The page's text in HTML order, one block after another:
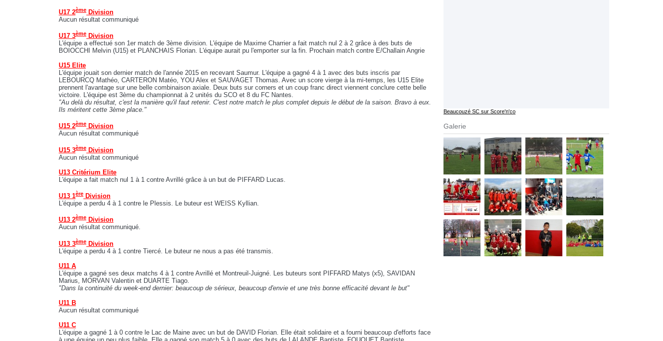
U17 2ème Division
Aucun résultat communiqué
U17 3ème Division
L'équipe a effectué son 1er match de 3ème division. L'équipe de Maxime Charrier a fait match nul 2 à 2 grâce à des buts de
BOIOCCHI Melvin (U15) et PLANCHAIS Florian. L'équipe aurait pu l'emporter sur la fin. Prochain match contre E/Challain Angrie
U15 Elite
L'équipe jouait son dernier match de l'année 2015 en recevant Saumur. L'équipe a gagné 4 à 1 avec des buts inscris par
LEBOURCQ Mathéo, CARTERON Matéo, YOU Alex et SAUVAGET Thomas. Avec un score vierge à la mi-temps, les U15 Elite
prennent l'avantage sur une belle combinaison axiale. Deux buts sur corners et un coup franc direct viennent conclure cette belle
victoire. L'équipe est 3ème du championnat à 2 unités du SCO et 8 du FC Nantes.
"Au delà du résultat, c'est la manière qu'il faut retenir. C'est notre match le plus complet depuis le début de la saison. Bravo à eux.
Ils méritent cette 3ème place."
U15 2ème Division
Aucun résultat communiqué
U15 3ème Division
Aucun résultat communiqué
U13 Critérium Elite
L'équipe a fait match nul 1 à 1 contre Avrillé grâce à un but de PIFFARD Lucas.
U13 1ère Division
L'équipe a perdu 4 à 1 contre le Plessis. Le buteur est WEISS Kyllian.
U13 2ème Division
Aucun résultat communiqué.
U13 3ème Division
L'équipe a perdu 4 à 1 contre Tiercé. Le buteur ne nous a pas été transmis.
U11 A
L'équipe a gagné ses deux matchs 4 à 1 contre Avrillé et Montreuil-Juigné. Les buteurs sont PIFFARD Matys (x5), SAVIDAN
Marius, MORVAN Valentin et DUARTE Tiago.
"Dans la continuité du week-end dernier: beaucoup de sérieux, beaucoup d'envie et une très bonne efficacité devant le but"
U11 B
Aucun résultat communiqué
U11 C
L'équipe a gagné 1 à 0 contre le Lac de Maine avec un but de DAVID Florian. Elle était solidaire et a fourni beaucoup d'efforts face
Beaucouzé SC sur Score'n'co
Galerie